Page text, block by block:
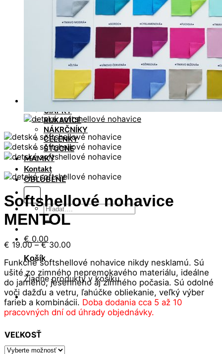
SOFTSHELLOVÉ BUNDY – PRECHODNÉ
SOFTSHELLOVÉ BUNDY – ZIMNÉ
SOFTSHELLOVÉ NOHAVICE – PRECHODNÉ /
ZIMNÉ
VESTY – SOFTSHELLOVÉ , BAVLNENÉ
MIKINY / MIKINOKABÁTIKY / SVETRE
SÚPRAVY / SETY
LEGÍNY / TEPLÁKY / NOHAVICE
NÁTELNÍKY / TRIČKÁ
ŠATY / SUKNE / KRAŤASY
Doplnky
ČIAPKY
RUKAVICE
NÁKRČNÍKY
ČELENKY
ŠTUCNE
MAMKY
Kontakt
OBĽÚBENÉ
Hľadať:
€ 0.00
Košík
Žiadne produkty v košíku.
Softshellové nohavice
MENTOL
€ 19.00 – €30.00
€ 19.00
through
€ 30.00
Funkčné softshellové nohavice nikdy nesklamú. Sú
ušité zo zimného nepremokavého materiálu, ideálne
do jarného, jesenného aj zimného počasia. Sú odolné
voči dažďu a vetru, ľahúčke obliekanie, veľký výber
farieb a kombinácii. Doba dodania cca 5 až 10
pracovných dní od úhrady objednávky.
VEĽKOSŤ